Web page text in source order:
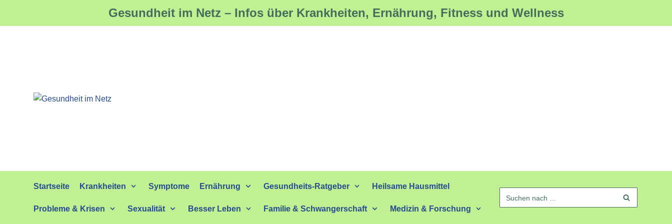
Zum
Gesundheit im Netz – Infos über Krankheiten, Ernährung, Fitness und Wellness
Startseite Krankheiten Symptome Ernährung Gesundheits-Ratgeber Heilsame Hausmittel
Probleme & Krisen Sexualität Besser Leben Familie & Schwangerschaft Medizin & Forschung